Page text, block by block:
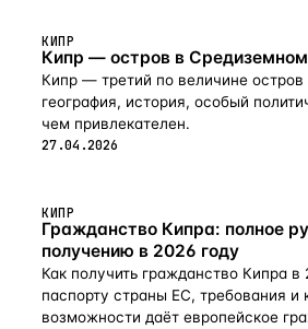
открывается вид на море. Гостевой
комнаты для прислуги дополняют
исключительных характеристик
КИПР
Кипр — остров в
Кипр — третий по величине
география, история, особый
чем привлекателен.
27.04.2026
КИПР
Гражданство Кипра: полное
получению в 2026 году
Как получить гражданство Кипра в
паспорту страны ЕС, требования и
возможности даёт европейское